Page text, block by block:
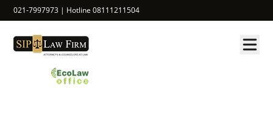
021-7997973 | Hotline 08111211504